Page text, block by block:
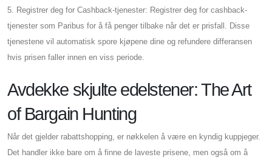
5. Registrer deg for Cashback-tjenester: Registrer deg for cashback-
tjenester som Paribus for å få penger tilbake når det er prisfall. Disse
tjenestene vil automatisk spore kjøpene dine og refundere differansen
hvis prisen faller innen en viss periode.
Avdekke skjulte edelstener: The Art
of Bargain Hunting
Når det gjelder rabattshopping, er nøkkelen å være en kyndig kuppjeger.
Det handler ikke bare om å finne de laveste prisene, men også om å